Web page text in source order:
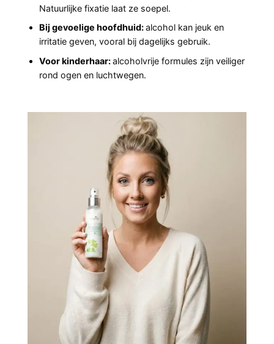
Natuurlijke fixatie laat ze soepel.
Bij gevoelige hoofdhuid:alcohol kan jeuk en
irritatie geven, vooral bij dagelijks gebruik.
Voor kinderhaar:alcoholvrije formules zijn veiliger
rond ogen en luchtwegen.